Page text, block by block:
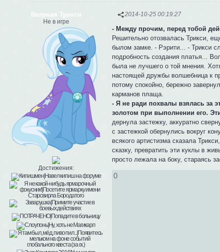
2014-10-25 00:19:27
Великая Трикси
Не в игре
Достижения:
- Между прочим, перед тобой
Решительно отозвалась Трикси,
былом замке. - Рэрити... - Трикси
подробность создания платья...
была не лучшего о той мнения.
настоящей дружбы волшебница к
потому спокойно, бережно
карманов плаща.
- Я не ради похвалы взялась за
золотом при выполнении его.
дернула застежку, аккуратно
с застежкой обернулись вокруг
всякого артистизма сказала
сказку, превратить эти куклы в
просто лежала на боку, стараясь
0